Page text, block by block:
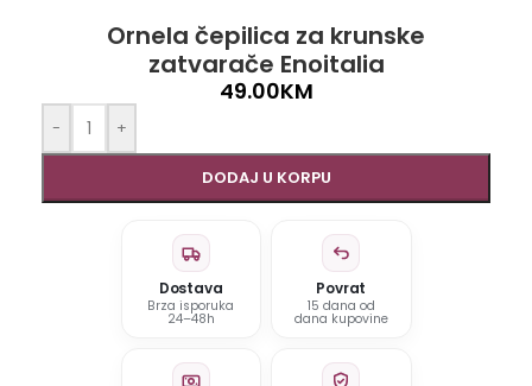
Ornela čepilica za krunske
zatvarače Enoitalia
49.00KM
- +
DODAJ U KORPU
Dostava
Brza isporuka
24–48h
Povrat
15 dana od
dana kupovine